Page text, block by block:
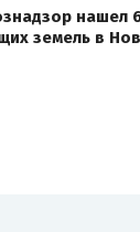
нашел
земель в